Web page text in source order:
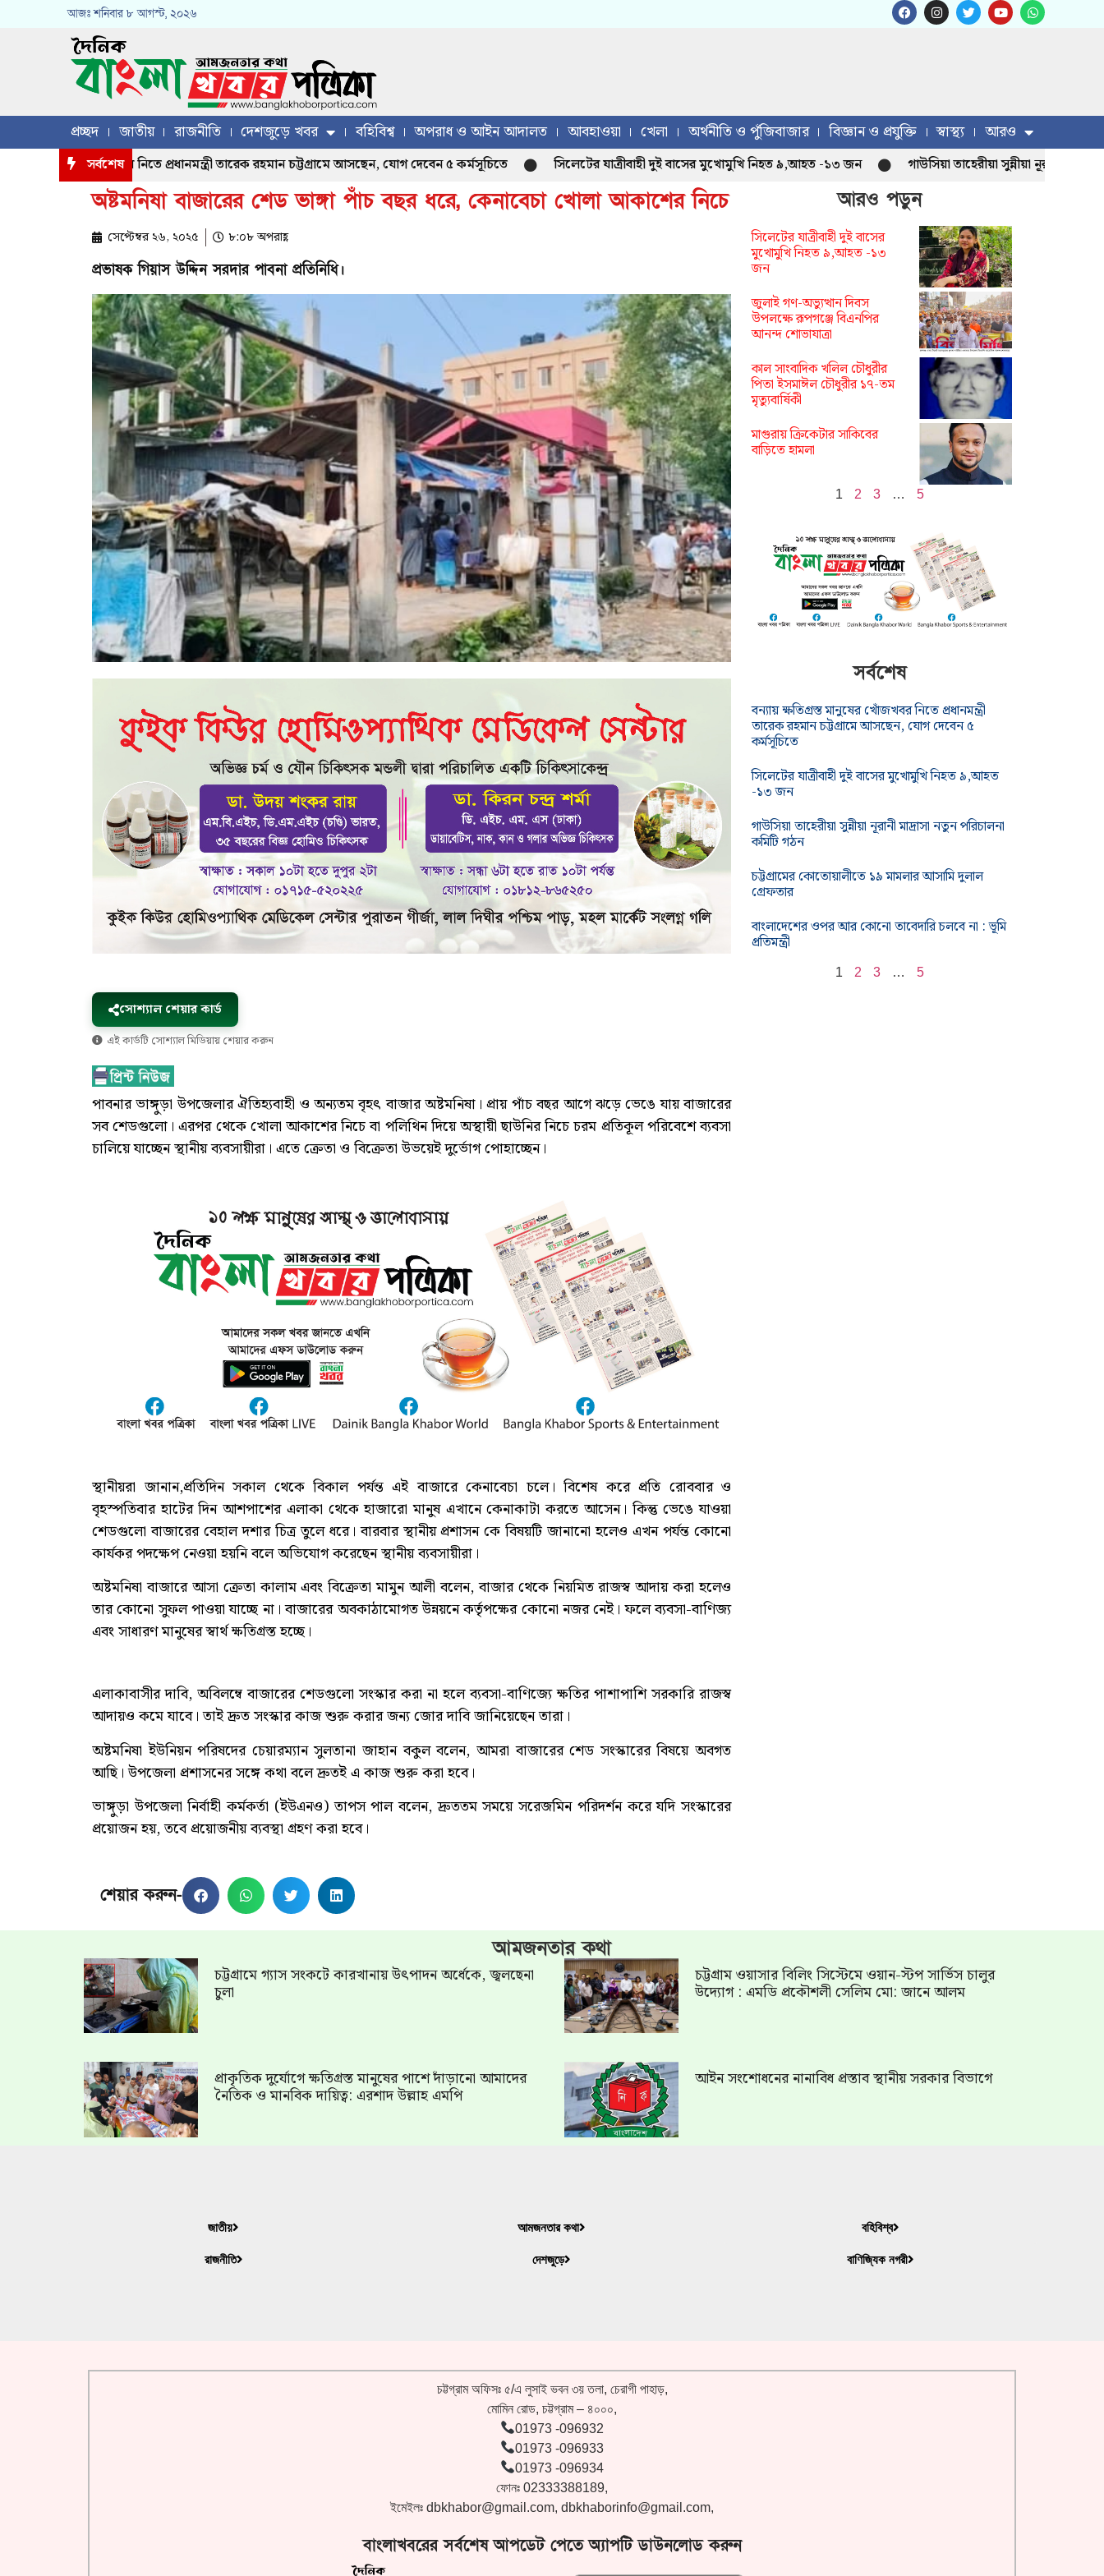
আজঃশনিবার ৮ আগস্ট, ২০২৬
প্রচ্ছদ জাতীয় রাজনীতি দেশজুড়ে খবর বহিবিশ্ব অপরাধ ও আইন আদালত আবহাওয়া খেলা অর্থনীতি ও পুঁজিবাজার বিজ্ঞান ও প্রযুক্তি স্বাস্থ্য আরও
সর্বশেষ
মানুষের খোঁজখবর নিতে প্রধানমন্ত্রী তারেক রহমান চট্টগ্রামে আসছেন, যোগ দেবেন ৫ কর্মসূচিতে সিলেটের যাত্রীবাহী দুই বাসের মুখোমুখি নিহত ৯,আহত -১৩ জন গাউসিয়া তাহেরীয়া সুন্নীয়া নূরানী মাদ্রাসা
অষ্টমনিষা বাজারের শেড ভাঙ্গা পাঁচ বছর ধরে, কেনাবেচা খোলা আকাশের নিচে
সেপ্টেম্বর ২৬, ২০২৫ ৮:০৮ অপরাহ্ণ
প্রভাষক গিয়াস উদ্দিন সরদার পাবনা প্রতিনিধি।
সোশ্যাল শেয়ার কার্ড
এই কার্ডটি সোশ্যাল মিডিয়ায় শেয়ার করুন
পাবনার ভাঙ্গুড়া উপজেলার ঐতিহ্যবাহী ও অন্যতম বৃহৎ বাজার অষ্টমনিষা। প্রায় পাঁচ বছর আগে ঝড়ে ভেঙে যায় বাজারের
সব শেডগুলো। এরপর থেকে খোলা আকাশের নিচে বা পলিথিন দিয়ে অস্থায়ী ছাউনির নিচে চরম প্রতিকূল পরিবেশে ব্যবসা
চালিয়ে যাচ্ছেন স্থানীয় ব্যবসায়ীরা। এতে ক্রেতা ও বিক্রেতা উভয়েই দুর্ভোগ পোহাচ্ছেন।
স্থানীয়রা জানান,প্রতিদিন সকাল থেকে বিকাল পর্যন্ত এই বাজারে কেনাবেচা চলে। বিশেষ করে প্রতি রোববার ও
বৃহস্পতিবার হাটের দিন আশপাশের এলাকা থেকে হাজারো মানুষ এখানে কেনাকাটা করতে আসেন। কিন্তু ভেঙে যাওয়া
শেডগুলো বাজারের বেহাল দশার চিত্র তুলে ধরে। বারবার স্থানীয় প্রশাসন কে বিষয়টি জানানো হলেও এখন পর্যন্ত কোনো
কার্যকর পদক্ষেপ নেওয়া হয়নি বলে অভিযোগ করেছেন স্থানীয় ব্যবসায়ীরা।
অষ্টমনিষা বাজারে আসা ক্রেতা কালাম এবং বিক্রেতা মামুন আলী বলেন, বাজার থেকে নিয়মিত রাজস্ব আদায় করা হলেও
তার কোনো সুফল পাওয়া যাচ্ছে না। বাজারের অবকাঠামোগত উন্নয়নে কর্তৃপক্ষের কোনো নজর নেই। ফলে ব্যবসা-বাণিজ্য
এবং সাধারণ মানুষের স্বার্থ ক্ষতিগ্রস্ত হচ্ছে।
এলাকাবাসীর দাবি, অবিলম্বে বাজারের শেডগুলো সংস্কার করা না হলে ব্যবসা-বাণিজ্যে ক্ষতির পাশাপাশি সরকারি রাজস্ব
আদায়ও কমে যাবে। তাই দ্রুত সংস্কার কাজ শুরু করার জন্য জোর দাবি জানিয়েছেন তারা।
অষ্টমনিষা ইউনিয়ন পরিষদের চেয়ারম্যান সুলতানা জাহান বকুল বলেন, আমরা বাজারের শেড সংস্কারের বিষয়ে অবগত
আছি। উপজেলা প্রশাসনের সঙ্গে কথা বলে দ্রুতই এ কাজ শুরু করা হবে।
ভাঙ্গুড়া উপজেলা নির্বাহী কর্মকর্তা (ইউএনও) তাপস পাল বলেন, দ্রুততম সময়ে সরেজমিন পরিদর্শন করে যদি সংস্কারের
প্রয়োজন হয়, তবে প্রয়োজনীয় ব্যবস্থা গ্রহণ করা হবে।
শেয়ার করুন-
আরও পড়ুন
সিলেটের যাত্রীবাহী দুই বাসের
মুখোমুখি নিহত ৯,আহত -১৩
জন
জুলাই গণ-অভ্যুত্থান দিবস
উপলক্ষে রূপগঞ্জে বিএনপির
আনন্দ শোভাযাত্রা
কাল সাংবাদিক খলিল চৌধুরীর
পিতা ইসমাঈল চৌধুরীর ১৭-তম
মৃত্যুবার্ষিকী
মাগুরায় ক্রিকেটার সাকিবের
বাড়িতে হামলা
1 2 3 … 5
সর্বশেষ
বন্যায় ক্ষতিগ্রস্ত মানুষের খোঁজখবর নিতে প্রধানমন্ত্রী
তারেক রহমান চট্টগ্রামে আসছেন, যোগ দেবেন ৫
কর্মসূচিতে
সিলেটের যাত্রীবাহী দুই বাসের মুখোমুখি নিহত ৯,আহত
-১৩ জন
গাউসিয়া তাহেরীয়া সুন্নীয়া নূরানী মাদ্রাসা নতুন পরিচালনা
কমিটি গঠন
চট্টগ্রামের কোতোয়ালীতে ১৯ মামলার আসামি দুলাল
গ্রেফতার
বাংলাদেশের ওপর আর কোনো তাবেদারি চলবে না : ভূমি
প্রতিমন্ত্রী
1 2 3 … 5
আমজনতার কথা
চট্টগ্রামে গ্যাস সংকটে কারখানায় উৎপাদন অর্ধেকে, জ্বলছেনা
চুলা
চট্টগ্রাম ওয়াসার বিলিং সিস্টেমে ওয়ান-স্টপ সার্ভিস চালুর
উদ্যোগ : এমডি প্রকৌশলী সেলিম মো: জানে আলম
প্রাকৃতিক দুর্যোগে ক্ষতিগ্রস্ত মানুষের পাশে দাঁড়ানো আমাদের
নৈতিক ও মানবিক দায়িত্ব: এরশাদ উল্লাহ এমপি
আইন সংশোধনের নানাবিধ প্রস্তাব স্থানীয় সরকার বিভাগে
জাতীয়
রাজনীতি
আমজনতার কথা
দেশজুড়ে
বহিবিশ্ব
বাণিজ্যিক নগরী
চট্টগ্রাম অফিসঃ ৫/এ লুসাই ভবন ৩য় তলা, চেরাগী পাহাড়,
মোমিন রোড, চট্টগ্রাম – ৪০০০,
01973 -096932
01973 -096933
01973 -096934
ফোনঃ 02333388189,
ইমেইলঃ dbkhabor@gmail.com, dbkhaborinfo@gmail.com,
বাংলাখবরের সর্বশেষ আপডেট পেতে অ্যাপটি ডাউনলোড করুন